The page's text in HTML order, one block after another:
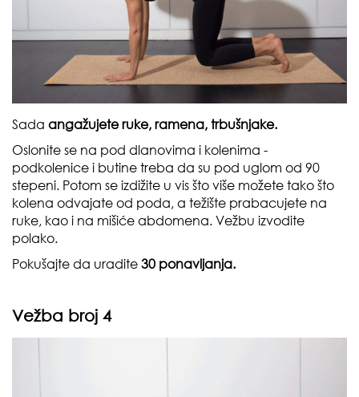
Sada angažujete ruke, ramena, trbušnjake.
Oslonite se na pod dlanovima i kolenima -
podkolenice i butine treba da su pod uglom od 90
stepeni. Potom se izdižite u vis što više možete tako što
kolena odvajate od poda, a težište prabacujete na
ruke, kao i na mišiće abdomena. Vežbu izvodite
polako.
Pokušajte da uradite 30 ponavljanja.
Vežba broj 4